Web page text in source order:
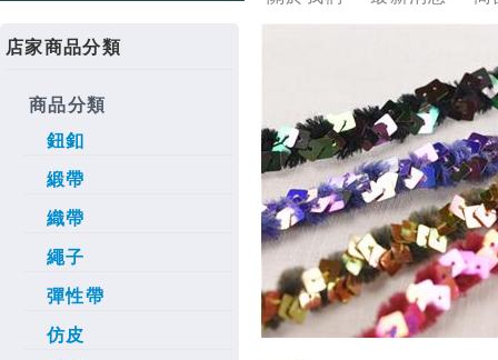
店家商品分類
商品分類
鈕釦
緞帶
織帶
繩子
彈性帶
仿皮